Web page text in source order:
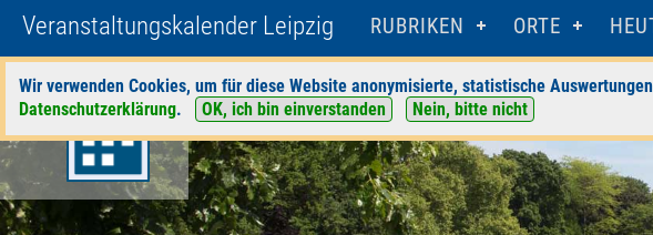
Veranstaltungskalender Leipzig RUBRIKEN ORTE
Wir verwenden Cookies, um für diese Website anonymisierte, statistische
Datenschutzerklärung. OK, ich bin einverstanden Nein, bitte nicht